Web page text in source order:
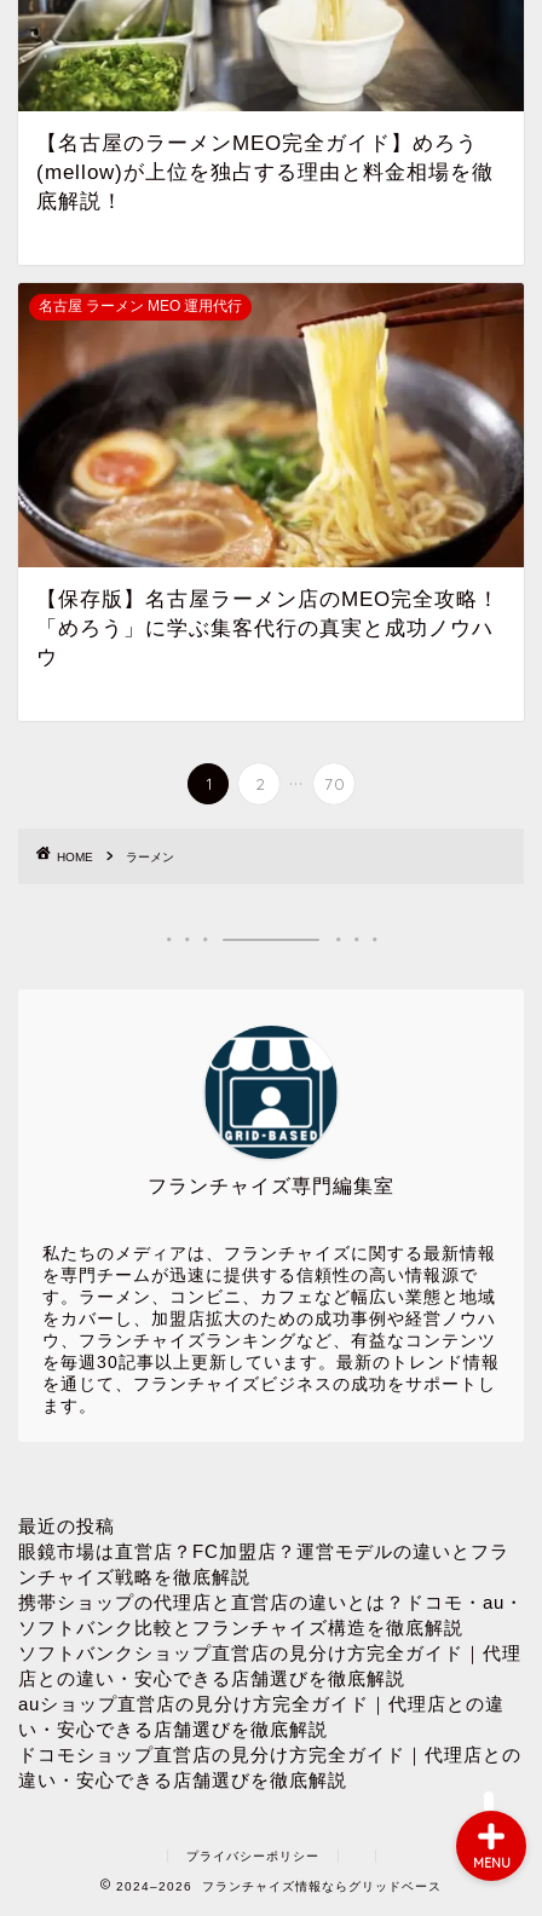
【名古屋のラーメンMEO完全ガイド】めろう
(mellow)が上位を独占する理由と料金相場を徹
底解説！
名古屋 ラーメン MEO 運用代行
【保存版】名古屋ラーメン店のMEO完全攻略！
「めろう」に学ぶ集客代行の真実と成功ノウハ
ウ
1 2 ... 70
HOME ラーメン
フランチャイズ専門編集室
私たちのメディアは、フランチャイズに関する最新情報
を専門チームが迅速に提供する信頼性の高い情報源で
す。ラーメン、コンビニ、カフェなど幅広い業態と地域
をカバーし、加盟店拡大のための成功事例や経営ノウハ
ウ、フランチャイズランキングなど、有益なコンテンツ
を毎週30記事以上更新しています。最新のトレンド情報
を通じて、フランチャイズビジネスの成功をサポートし
ます。
最近の投稿
眼鏡市場は直営店？FC加盟店？運営モデルの違いとフラ
ンチャイズ戦略を徹底解説
携帯ショップの代理店と直営店の違いとは？ドコモ・au・
ソフトバンク比較とフランチャイズ構造を徹底解説
ソフトバンクショップ直営店の見分け方完全ガイド｜代理
店との違い・安心できる店舗選びを徹底解説
auショップ直営店の見分け方完全ガイド｜代理店との違
い・安心できる店舗選びを徹底解説
ドコモショップ直営店の見分け方完全ガイド｜代理店との
違い・安心できる店舗選びを徹底解説
プライバシーポリシー
2024–2026 フランチャイズ情報ならグリッドベース
MENU
お問い合わせ
プロフィール
プライバシーポリシー